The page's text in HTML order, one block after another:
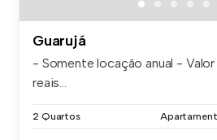
Guarujá
- Somente locação anual -
reais...
2 Quartos